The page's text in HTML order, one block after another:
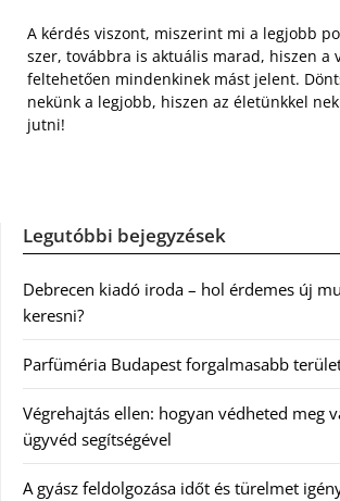
A kérdés viszont, miszerint mi a legjobb
szer, továbbra is aktuális marad, hiszen a
feltehetően mindenkinek mást jelent.
nekünk a legjobb, hiszen az életünkkel
jutni!
Legutóbbi bejegyzések
Debrecen kiadó iroda – hol érdemes új
keresni?
Parfüméria Budapest forgalmasabb
Végrehajtás ellen: hogyan védheted meg
ügyvéd segítségével
A gyász feldolgozása időt és türelmet